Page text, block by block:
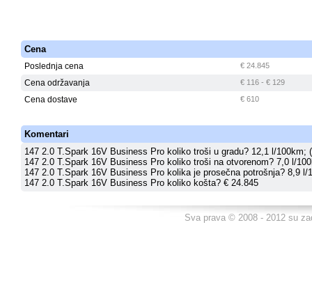
Cena
Poslednja cena € 24.845
Cena održavanja € 116 - € 129
Cena dostave € 610
Komentari
147 2.0 T.Spark 16V Business Pro koliko troši u gradu? 12,1 l/100km;
147 2.0 T.Spark 16V Business Pro koliko troši na otvorenom? 7,0 l/
147 2.0 T.Spark 16V Business Pro kolika je prosečna potrošnja? 8,9 l/
147 2.0 T.Spark 16V Business Pro koliko košta? € 24.845
Sva prava © 2008 - 2012 su